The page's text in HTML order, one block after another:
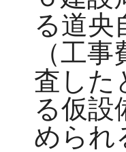
る道央
（工
査した
る仮設
められ